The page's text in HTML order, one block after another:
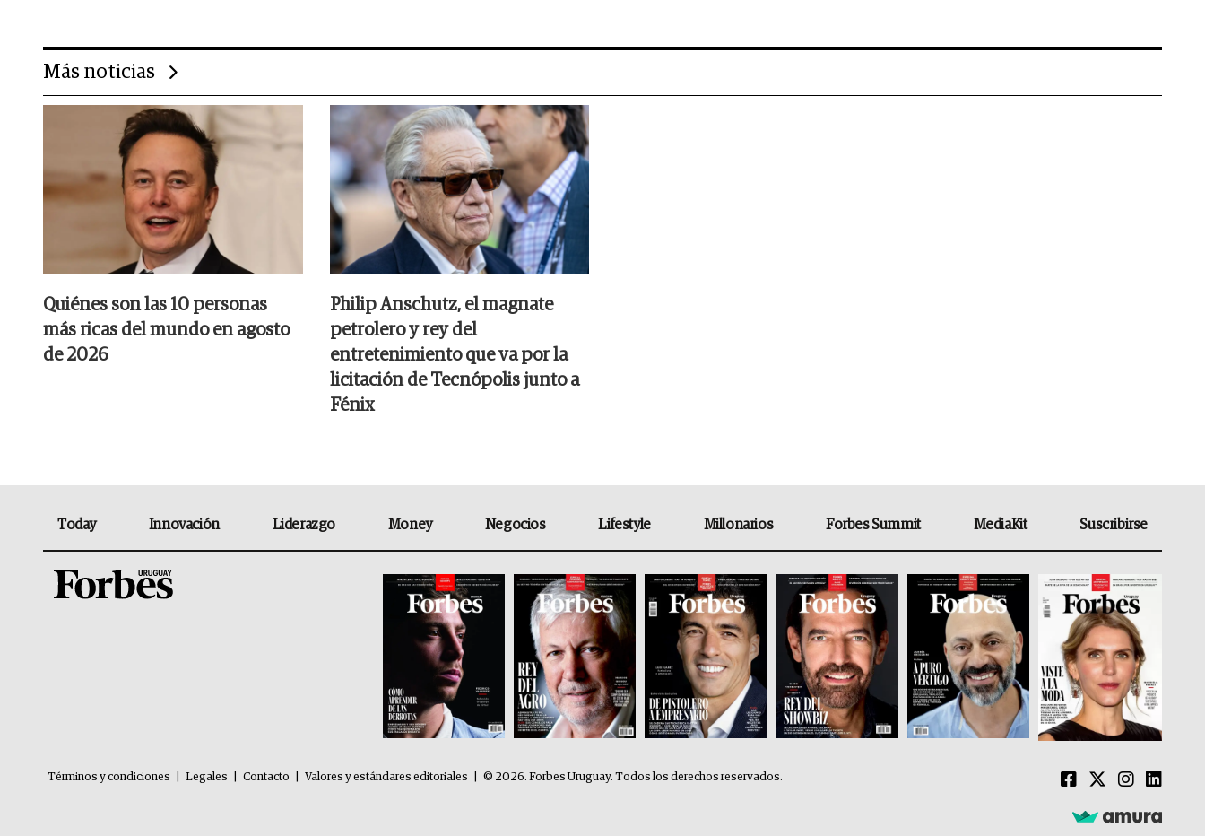
Más noticias
Quiénes son las 10 personas
más ricas del mundo en agosto
de 2026
Philip Anschutz, el magnate
petrolero y rey del
entretenimiento que va por la
licitación de Tecnópolis junto a
Fénix
Today Innovación Liderazgo Money Negocios Lifestyle Millonarios Forbes Summit MediaKit Suscribirse
Términos y condiciones Legales Contacto Valores y estándares editoriales © 2026. Forbes Uruguay. Todos los derechos reservados.